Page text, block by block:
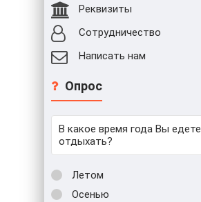
Реквизиты
Сотрудничество
Написать нам
Опрос
В какое время года Вы едете
отдыхать?
Летом
Осенью